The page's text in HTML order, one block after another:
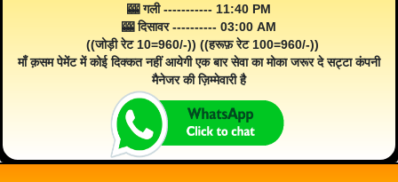
🎰 गली ----------- 11:40 PM
🎰 दिसावर ---------- 03:00 AM
((जोड़ी रेट 10=960/-)) ((हरूफ़ रेट 100=960/-))
माँ क़सम पेमेंट में कोई दिक्कत नहीं आयेगी एक बार सेवा का मोका जरूर दे सट्टा कंपनी
मैनेजर की ज़िम्मेवारी है